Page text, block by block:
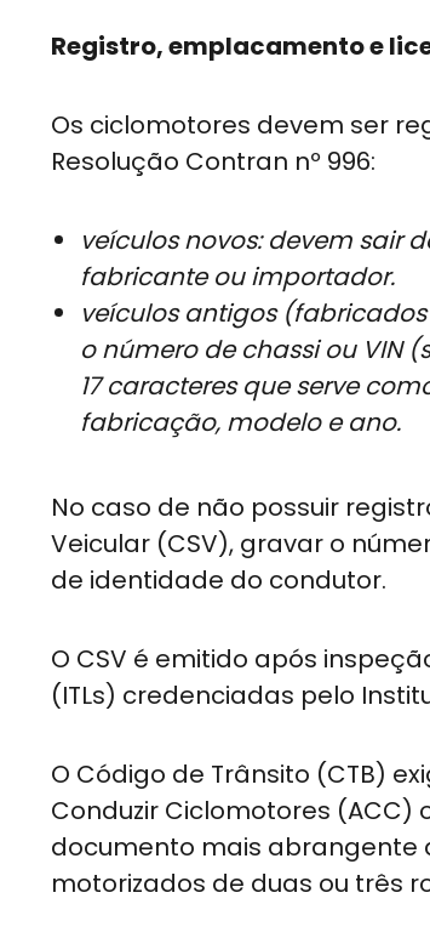
Registro, emplacamento e
Os ciclomotores devem ser
Resolução Contran nº 996:
veículos novos: devem sair
fabricante ou importador.
veículos antigos
o número de chassi ou VIN
17 caracteres que serve
fabricação, modelo e ano.
No caso de não possuir
Veicular (CSV), gravar o
de identidade do condutor.
O CSV é emitido após
(ITLs) credenciadas pelo
O Código de Trânsito (CTB)
Conduzir Ciclomotores (ACC)
documento mais abrangente
motorizados de duas ou três